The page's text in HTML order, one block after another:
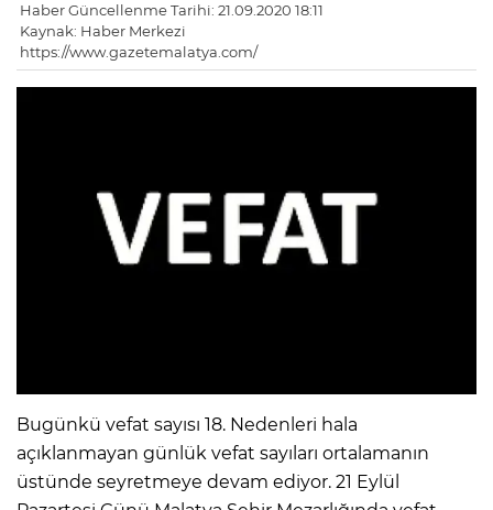
Haber Güncellenme Tarihi: 21.09.2020 18:11
Kaynak: Haber Merkezi
https://www.gazetemalatya.com/
Bugünkü vefat sayısı 18. Nedenleri hala
açıklanmayan günlük vefat sayıları ortalamanın
üstünde seyretmeye devam ediyor. 21 Eylül